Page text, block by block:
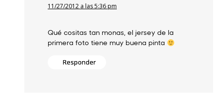
11/27/2012 a las 5:36 pm
Qué cositas tan monas, el jersey de la
primera foto tiene muy buena pinta
Responder